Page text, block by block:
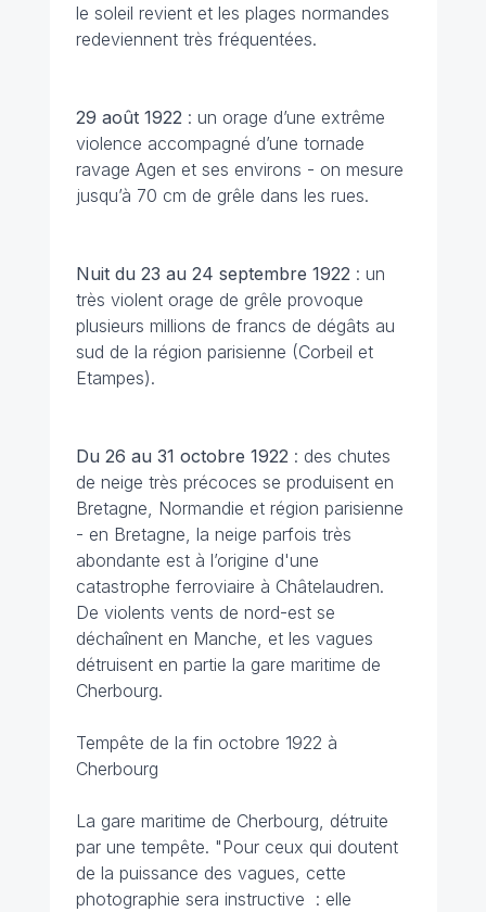
le soleil revient et les plages normandes
redeviennent très fréquentées.
29 août 1922 : un orage d’une extrême
violence accompagné d’une tornade
ravage Agen et ses environs - on mesure
jusqu’à 70 cm de grêle dans les rues.
Nuit du 23 au 24 septembre 1922 : un
très violent orage de grêle provoque
plusieurs millions de francs de dégâts au
sud de la région parisienne (Corbeil et
Etampes).
Du 26 au 31 octobre 1922 : des chutes
de neige très précoces se produisent en
Bretagne, Normandie et région parisienne
- en Bretagne, la neige parfois très
abondante est à l’origine d'une
catastrophe ferroviaire à Châtelaudren.
De violents vents de nord-est se
déchaînent en Manche, et les vagues
détruisent en partie la gare maritime de
Cherbourg.
Tempête de la fin octobre 1922 à
Cherbourg
La gare maritime de Cherbourg, détruite
par une tempête. "Pour ceux qui doutent
de la puissance des vagues, cette
photographie sera instructive : elle